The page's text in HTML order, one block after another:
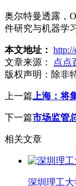
奥尔特曼透露，
件研究与机器学
本文地址： http://
文章来源：
点点
版权声明： 除非
上一篇 上海：
下一篇市场监管
相关文章
深圳理工